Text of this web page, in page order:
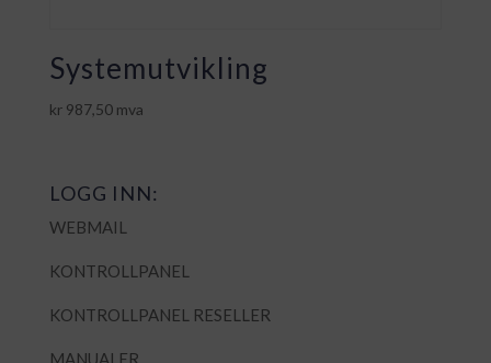
Systemutvikling
kr987,50 mva
LOGG INN:
WEBMAIL
KONTROLLPANEL
KONTROLLPANEL RESELLER
MANUALER